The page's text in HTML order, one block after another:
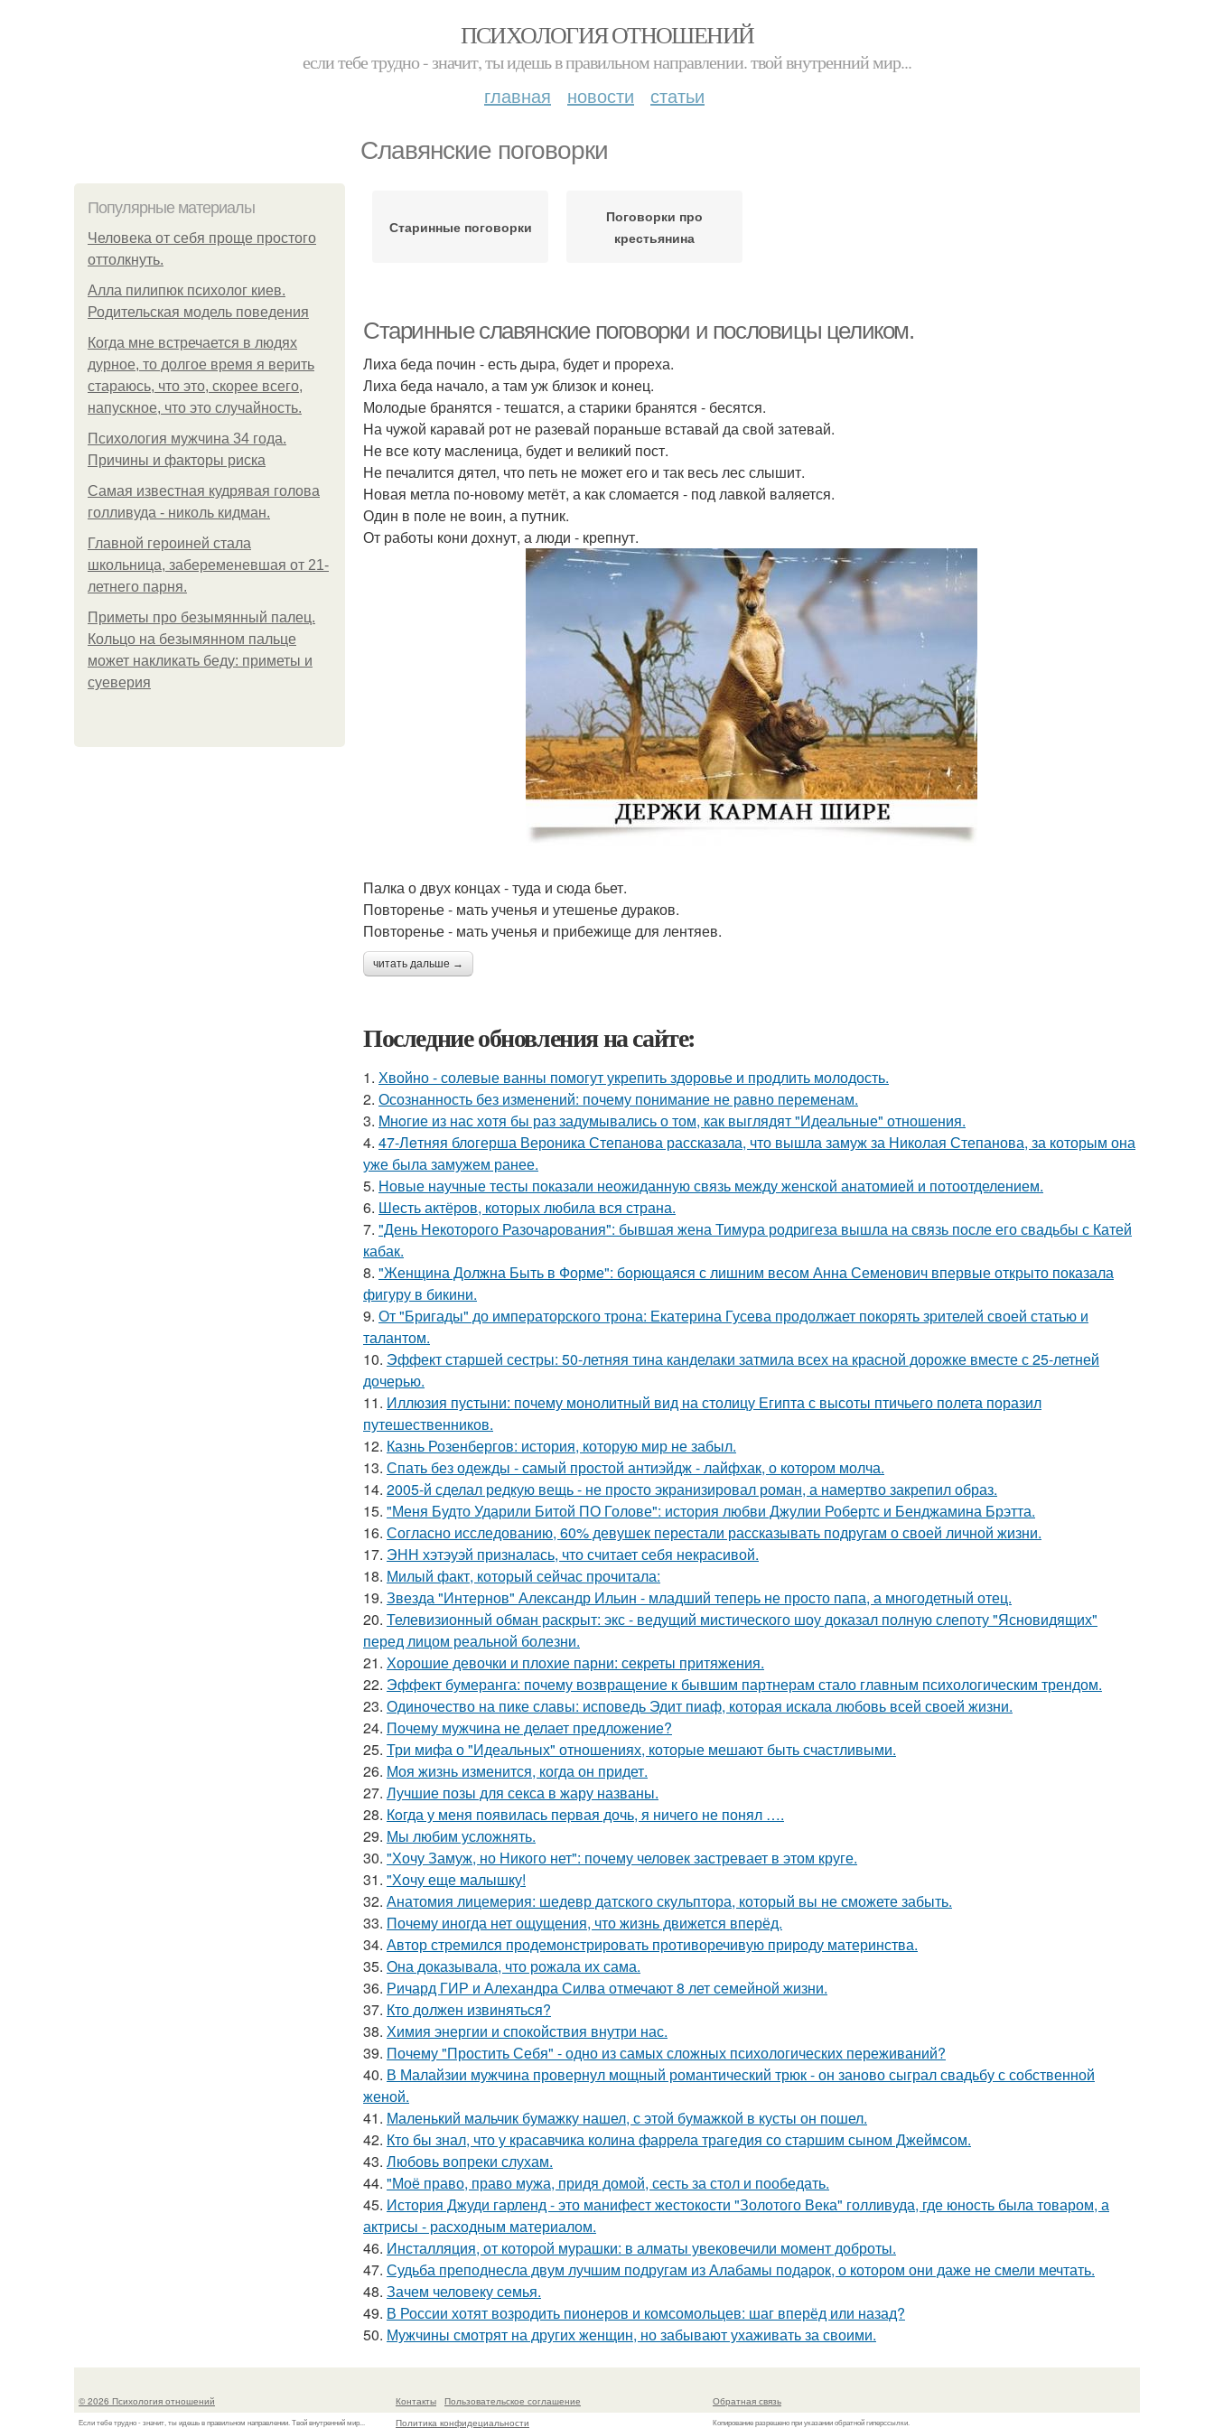
ПСИХОЛОГИЯ ОТНОШЕНИЙ
если тебе трудно - значит, ты идешь в правильном направлении. твой внутренний мир...
главная новости статьи
Славянские поговорки
Популярные материалы
Человека от себя проще простого
оттолкнуть.
Алла пилипюк психолог киев.
Родительская модель поведения
Когда мне встречается в людях
дурное, то долгое время я верить
стараюсь, что это, скорее всего,
напускное, что это случайность.
Психология мужчина 34 года.
Причины и факторы риска
Самая известная кудрявая голова
голливуда - николь кидман.
Главной героиней стала
школьница, забеременевшая от 21-
летнего парня.
Приметы про безымянный палец.
Кольцо на безымянном пальце
может накликать беду: приметы и
суеверия
Старинные поговорки
Поговорки про
крестьянина
Старинные славянские поговорки и пословицы целиком.
Лиха беда почин - есть дыра, будет и прореха.
Лиха беда начало, а там уж близок и конец.
Молодые бранятся - тешатся, а старики бранятся - бесятся.
На чужой каравай рот не разевай пораньше вставай да свой затевай.
Не все коту масленица, будет и великий пост.
Не печалится дятел, что петь не может его и так весь лес слышит.
Новая метла по-новому метёт, а как сломается - под лавкой валяется.
Один в поле не воин, а путник.
От работы кони дохнут, а люди - крепнут.
Палка о двух концах - туда и сюда бьет.
Повторенье - мать ученья и утешенье дураков.
Повторенье - мать ученья и прибежище для лентяев.
читать дальше →
Последние обновления на сайте:
1. Хвойно - солевые ванны помогут укрепить здоровье и продлить молодость.
2. Осознанность без изменений: почему понимание не равно переменам.
3. Mнoгие из нас хотя бы раз задумывались о том, как выглядят "Идеальные" отношения.
4. 47-Лeтняя блoгерша Вероника Степанова рассказала, что вышла замуж за Николая Степанова, за которым она
уже была замужем ранее.
5. Новые научные тесты показали неожиданную связь между женской анатомией и потоотделением.
6. Шесть актёров, которых любила вся страна.
7. "День Некоторого Разочарования": бывшая жена Тимура родригеза вышла на связь после его свадьбы с Катей
кабак.
8. "Женщина Должна Быть в Форме": борющаяся с лишним весом Анна Семенович впервые открыто показала
фигуру в бикини.
9. От "Бригады" до императорского трона: Екатерина Гусева продолжает покорять зрителей своей статью и
талантом.
10. Эффект старшей сестры: 50-летняя тина канделаки затмила всех на красной дорожке вместе с 25-летней
дочерью.
11. Иллюзия пустыни: почему монолитный вид на столицу Египта с высоты птичьего полета поразил
путешественников.
12. Казнь Розенбергов: история, которую мир не забыл.
13. Спать без одежды - самый простой антиэйдж - лайфхак, о котором молча.
14. 2005-й сделал редкую вещь - не просто экранизировал роман, а намертво закрепил образ.
15. "Меня Будто Ударили Битой ПО Голове": история любви Джулии Робертс и Бенджамина Брэтта.
16. Согласно исследованию, 60% девушек перестали рассказывать подругам о своей личной жизни.
17. ЭНН хэтэуэй призналась, что считает себя некрасивой.
18. Милый факт, который сейчас прочитала:
19. Звезда "Интернов" Александр Ильин - младший теперь не просто папа, а многодетный отец.
20. Телевизионный обман раскрыт: экс - ведущий мистического шоу доказал полную слепоту "Ясновидящих"
перед лицом реальной болезни.
21. Хорошие девочки и плохие парни: секреты притяжения.
22. Эффект бумеранга: почему возвращение к бывшим партнерам стало главным психологическим трендом.
23. Одиночество на пике славы: исповедь Эдит пиаф, которая искала любовь всей своей жизни.
24. Почему мужчина не делает предложение?
25. Три мифа о "Идеальных" отношениях, которые мешают быть счастливыми.
26. Моя жизнь изменится, когда он придет.
27. Лучшие позы для секса в жару названы.
28. Кoгда у меня появилась пepвая дочь, я ничего не понял ….
29. Мы любим усложнять.
30. "Хочу Замуж, но Никого нет": почему человек застревает в этом круге.
31. "Хочу еще малышку!
32. Анатомия лицемерия: шедевр датского скульптора, который вы не сможете забыть.
33. Почему иногда нет ощущения, что жизнь движется вперёд.
34. Автор стремился продемонстрировать противоречивую природу материнства.
35. Она доказывала, что рожала их сама.
36. Ричард ГИР и Алехандра Силва отмечают 8 лет семейной жизни.
37. Кто должен извиняться?
38. Химия энергии и спокойствия внутри нас.
39. Почему "Простить Себя" - одно из самых сложных психологических переживаний?
40. В Малайзии мужчина провернул мощный романтический трюк - он заново сыграл свадьбу с собственной
женой.
41. Маленький мальчик бумажку нашел, с этой бумажкой в кусты он пошел.
42. Кто бы знал, что у красавчика колина фаррела трагедия со старшим сыном Джеймсом.
43. Любовь вопреки слухам.
44. "Моё право, право мужа, придя домой, сесть за стол и пообедать.
45. История Джуди гарленд - это манифест жестокости "Золотого Века" голливуда, где юность была товаром, а
актрисы - расходным материалом.
46. Инсталляция, от которой мурашки: в алматы увековечили момент доброты.
47. Судьба преподнесла двум лучшим подругам из Алабамы подарок, о котором они даже не смели мечтать.
48. Зачем человеку семья.
49. В России хотят возродить пионеров и комсомольцев: шаг вперёд или назад?
50. Мужчины смотрят на других женщин, но забывают ухаживать за своими.
© 2026 Психология отношений
Если тебе трудно - значит, ты идешь в правильном направлении. Твой внутренний мир...
Контакты
Пользовательское соглашение
Политика конфидециальности
Обратная связь
Копирование разрешено при указании обратной гиперссылки.